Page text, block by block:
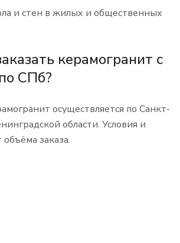
и стен в жилых и общественных
керамогранит с
СПб?
осуществляется по Санкт-
области. Условия и
объёма заказа.